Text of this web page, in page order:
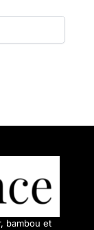
bambou et